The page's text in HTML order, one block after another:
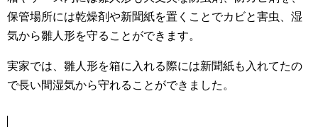
保管場所には乾燥剤や新聞紙を置くことでカビと害虫、湿
気から雛人形を守ることができます。
実家では、雛人形を箱に入れる際には新聞紙も入れてたの
で長い間湿気から守れることができました。